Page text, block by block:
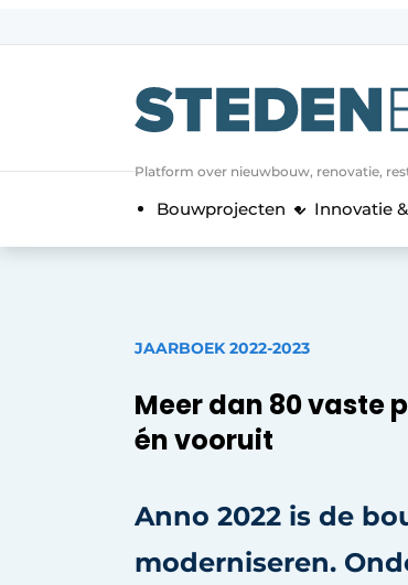
Algemene voorwaarden
authlogoff logon
Bedrijven
Jaarboek
Meest gelezen
Podcasts
Privacy / Cookie
Platform over nieuwbouw, renovatie,
Bouwprojecten Innovatie
JAARBOEK 2022-2023
Meer dan 80 vaste
én vooruit
Anno 2022 is de
moderniseren.